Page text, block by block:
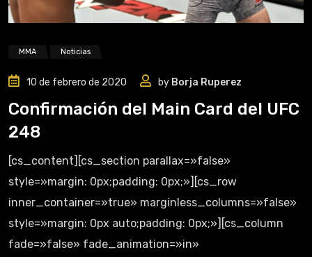
MMA Noticias
10 de febrero de 2020 by Borja Ruperez
Confirmación del Main Card del UFC
248
[cs_content][cs_section parallax=»false»
style=»margin: 0px;padding: 0px;»][cs_row
inner_container=»true» marginless_columns=»false»
style=»margin: 0px auto;padding: 0px;»][cs_column
fade=»false» fade_animation=»in»